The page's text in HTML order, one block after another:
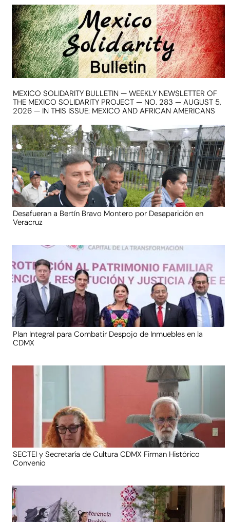
MEXICO SOLIDARITY BULLETIN — WEEKLY NEWSLETTER OF
THE MEXICO SOLIDARITY PROJECT — NO. 283 — AUGUST 5,
2026 — IN THIS ISSUE: MEXICO AND AFRICAN AMERICANS
Desafueran a Bertín Bravo Montero por Desaparición en
Veracruz
Plan Integral para Combatir Despojo de Inmuebles en la
CDMX
SECTEI y Secretaría de Cultura CDMX Firman Histórico
Convenio